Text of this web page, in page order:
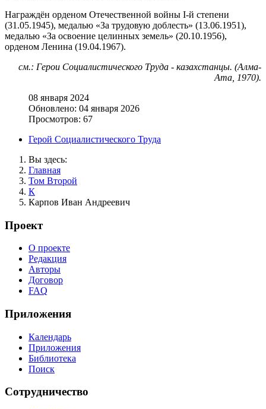
Награждён орденом Отечественной войны I-й степени
(31.05.1945), медалью «За трудовую доблесть» (13.06.1951),
медалью «За освоение целинных земель» (20.10.1956),
орденом Ленина (19.04.1967).
см.: Герои Социалистического Труда - казахстанцы. (Алма-
Ата, 1970).
08 января 2024
Обновлено: 04 января 2026
Просмотров: 67
Герой Социалистического Труда
Вы здесь:
Главная
Том Второй
К
Карпов Иван Андреевич
Проект
О проекте
Редакция
Авторы
Договор
FAQ
Приложения
Календарь
Приложения
Библиотека
Поиск
Сотрудничество